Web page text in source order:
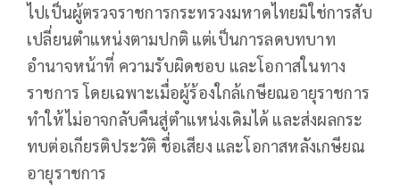
ไปเป็นผู้ตรวจราชการกระทรวงมหาดไทยมิใช่การสับ
เปลี่ยนตำแหน่งตามปกติ แต่เป็นการลดบทบาท
อำนาจหน้าที่ ความรับผิดชอบ และโอกาสในทาง
ราชการ โดยเฉพาะเมื่อผู้ร้องใกล้เกษียณอายุราชการ
ทำให้ไม่อาจกลับคืนสู่ตำแหน่งเดิมได้ และส่งผลกระ
ทบต่อเกียรติประวัติ ชื่อเสียง และโอกาสหลังเกษียณ
อายุราชการ